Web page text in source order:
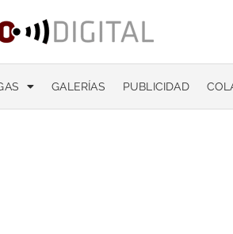
GALERÍAS PUBLICIDAD